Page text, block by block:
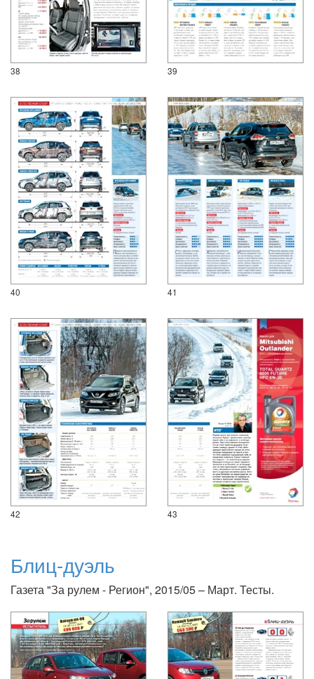
38 39
40 41
42 43
Блиц-дуэль
Газета "За рулем - Регион", 2015/05 – Март. Тесты.